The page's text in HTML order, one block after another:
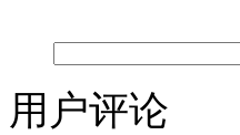
用户评论